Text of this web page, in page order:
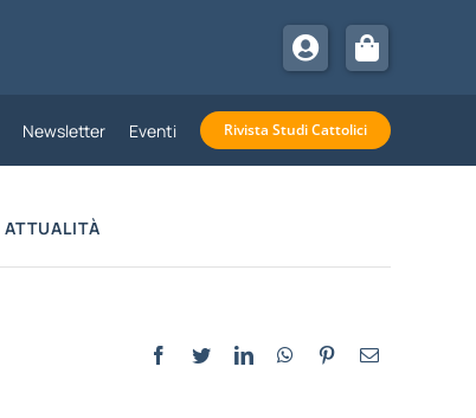
Newsletter Eventi Rivista Studi Cattolici
ATTUALITÀ